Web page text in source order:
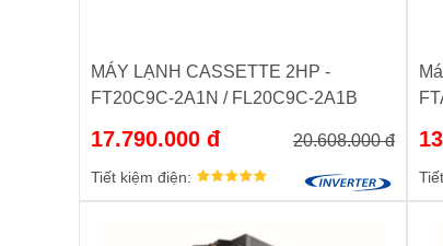
MÁY LẠNH CASSETTE 2HP -
FT20C9C-2A1N / FL20C9C-2A1B
17.790.000 đ 20.608.000 đ
Tiết kiệm điện: